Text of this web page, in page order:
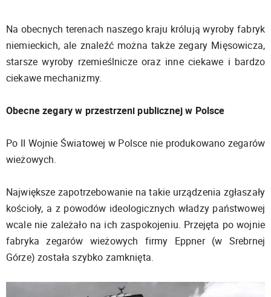
Na obecnych terenach naszego kraju królują wyroby fabryk
niemieckich, ale znaleźć można także zegary Mięsowicza,
starsze wyroby rzemieślnicze oraz inne ciekawe i bardzo
ciekawe mechanizmy.
Obecne zegary w przestrzeni publicznej w Polsce
Po II Wojnie Światowej w Polsce nie produkowano zegarów
wieżowych.
Największe zapotrzebowanie na takie urządzenia zgłaszały
kościoły, a z powodów ideologicznych władzy państwowej
wcale nie zależało na ich zaspokojeniu. Przejęta po wojnie
fabryka zegarów wieżowych firmy Eppner (w Srebrnej
Górze) została szybko zamknięta.